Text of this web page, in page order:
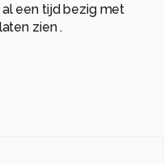
een tijd bezig met
zien .